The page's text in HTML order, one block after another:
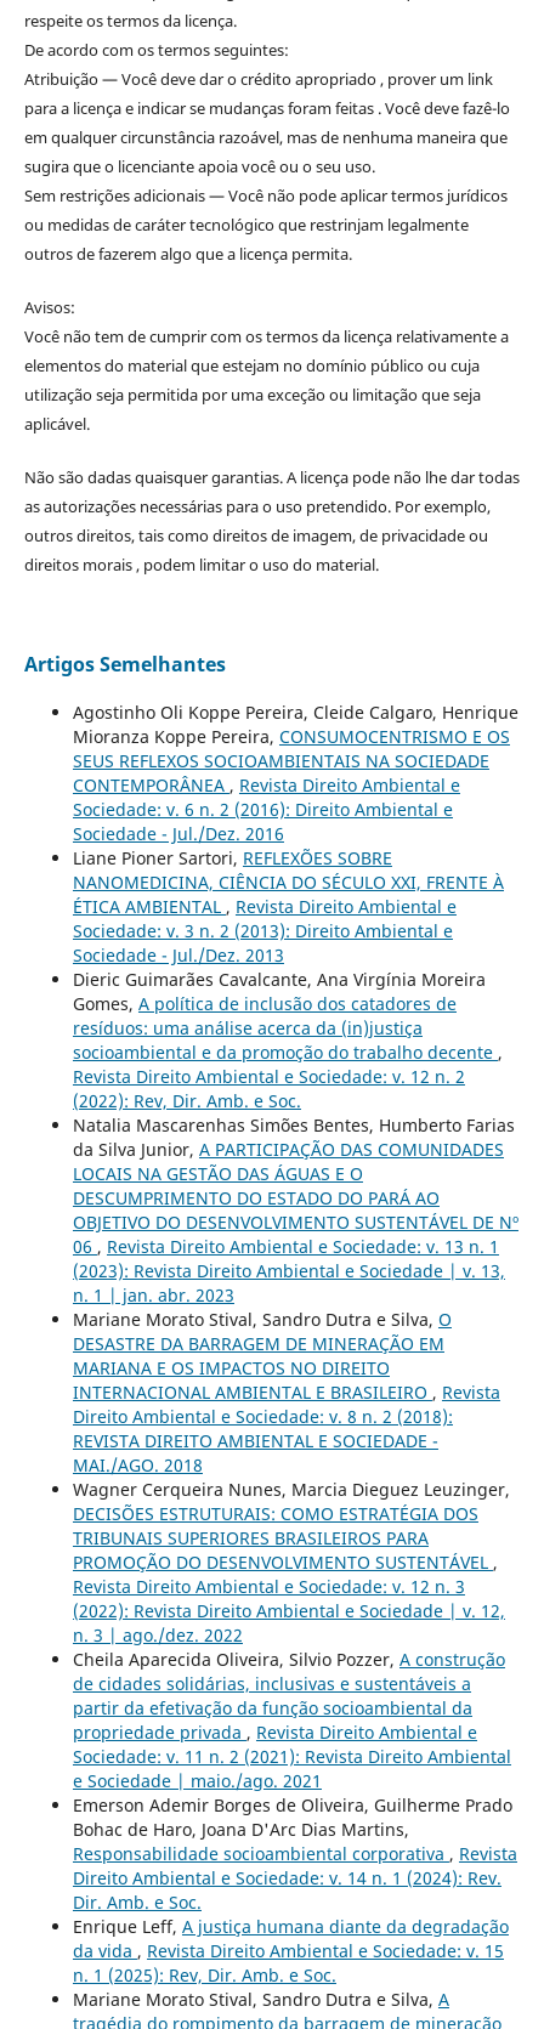
respeite os termos da licença.
De acordo com os termos seguintes:
Atribuição — Você deve dar o crédito apropriado , prover um link
para a licença e indicar se mudanças foram feitas . Você deve fazê-lo
em qualquer circunstância razoável, mas de nenhuma maneira que
sugira que o licenciante apoia você ou o seu uso.
Sem restrições adicionais — Você não pode aplicar termos jurídicos
ou medidas de caráter tecnológico que restrinjam legalmente
outros de fazerem algo que a licença permita.
Avisos:
Você não tem de cumprir com os termos da licença relativamente a
elementos do material que estejam no domínio público ou cuja
utilização seja permitida por uma exceção ou limitação que seja
aplicável.
Não são dadas quaisquer garantias. A licença pode não lhe dar todas
as autorizações necessárias para o uso pretendido. Por exemplo,
outros direitos, tais como direitos de imagem, de privacidade ou
direitos morais , podem limitar o uso do material.
Artigos Semelhantes
Agostinho Oli Koppe Pereira, Cleide Calgaro, Henrique
Mioranza Koppe Pereira, CONSUMOCENTRISMO E OS
SEUS REFLEXOS SOCIOAMBIENTAIS NA SOCIEDADE
CONTEMPORÂNEA , Revista Direito Ambiental e
Sociedade: v. 6 n. 2 (2016): Direito Ambiental e
Sociedade - Jul./Dez. 2016
Liane Pioner Sartori, REFLEXÕES SOBRE
NANOMEDICINA, CIÊNCIA DO SÉCULO XXI, FRENTE À
ÉTICA AMBIENTAL , Revista Direito Ambiental e
Sociedade: v. 3 n. 2 (2013): Direito Ambiental e
Sociedade - Jul./Dez. 2013
Dieric Guimarães Cavalcante, Ana Virgínia Moreira
Gomes, A política de inclusão dos catadores de
resíduos: uma análise acerca da (in)justiça
socioambiental e da promoção do trabalho decente ,
Revista Direito Ambiental e Sociedade: v. 12 n. 2
(2022): Rev, Dir. Amb. e Soc.
Natalia Mascarenhas Simões Bentes, Humberto Farias
da Silva Junior, A PARTICIPAÇÃO DAS COMUNIDADES
LOCAIS NA GESTÃO DAS ÁGUAS E O
DESCUMPRIMENTO DO ESTADO DO PARÁ AO
OBJETIVO DO DESENVOLVIMENTO SUSTENTÁVEL DE Nº
06 , Revista Direito Ambiental e Sociedade: v. 13 n. 1
(2023): Revista Direito Ambiental e Sociedade | v. 13,
n. 1 | jan. abr. 2023
Mariane Morato Stival, Sandro Dutra e Silva, O
DESASTRE DA BARRAGEM DE MINERAÇÃO EM
MARIANA E OS IMPACTOS NO DIREITO
INTERNACIONAL AMBIENTAL E BRASILEIRO , Revista
Direito Ambiental e Sociedade: v. 8 n. 2 (2018):
REVISTA DIREITO AMBIENTAL E SOCIEDADE -
MAI./AGO. 2018
Wagner Cerqueira Nunes, Marcia Dieguez Leuzinger,
DECISÕES ESTRUTURAIS: COMO ESTRATÉGIA DOS
TRIBUNAIS SUPERIORES BRASILEIROS PARA
PROMOÇÃO DO DESENVOLVIMENTO SUSTENTÁVEL ,
Revista Direito Ambiental e Sociedade: v. 12 n. 3
(2022): Revista Direito Ambiental e Sociedade | v. 12,
n. 3 | ago./dez. 2022
Cheila Aparecida Oliveira, Silvio Pozzer, A construção
de cidades solidárias, inclusivas e sustentáveis a
partir da efetivação da função socioambiental da
propriedade privada , Revista Direito Ambiental e
Sociedade: v. 11 n. 2 (2021): Revista Direito Ambiental
e Sociedade | maio./ago. 2021
Emerson Ademir Borges de Oliveira, Guilherme Prado
Bohac de Haro, Joana D'Arc Dias Martins,
Responsabilidade socioambiental corporativa , Revista
Direito Ambiental e Sociedade: v. 14 n. 1 (2024): Rev.
Dir. Amb. e Soc.
Enrique Leff, A justiça humana diante da degradação
da vida , Revista Direito Ambiental e Sociedade: v. 15
n. 1 (2025): Rev, Dir. Amb. e Soc.
Mariane Morato Stival, Sandro Dutra e Silva, A
tragédia do rompimento da barragem de mineração